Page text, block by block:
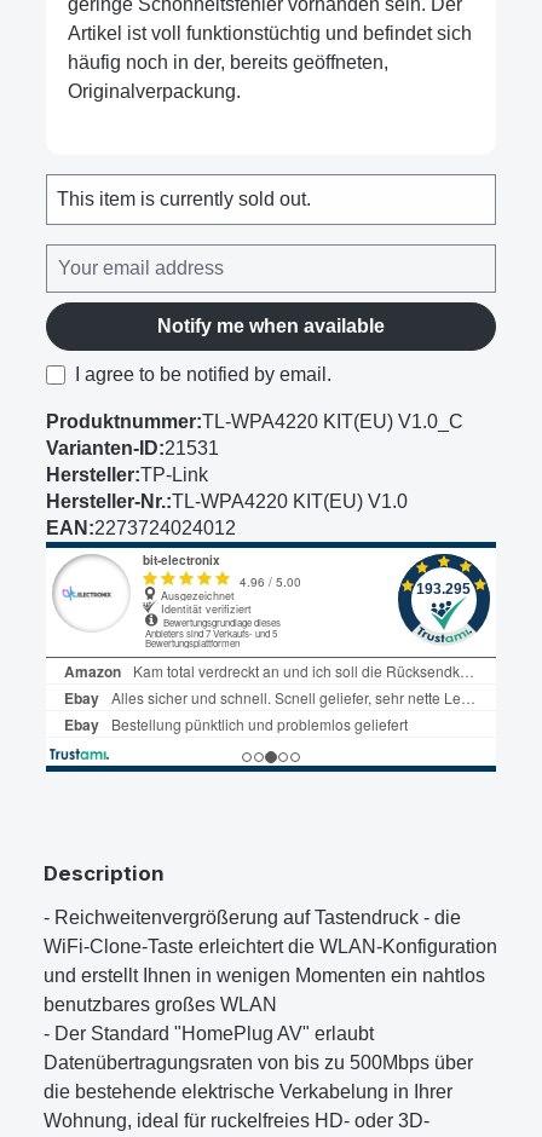
Artikel ist voll funktionstüchtig und befindet sich
häufig noch in der, bereits geöffneten,
Originalverpackung.
This item is currently sold out.
Notify me when available
I agree to be notified by email.
Produktnummer:TL-WPA4220 KIT(EU) V1.0_C
Varianten-ID:21531
Hersteller:TP-Link
Hersteller-Nr.:TL-WPA4220 KIT(EU) V1.0
EAN:2273724024012
Description
- Reichweitenvergrößerung auf Tastendruck - die
WiFi-Clone-Taste erleichtert die WLAN-Konfiguration
und erstellt Ihnen in wenigen Momenten ein nahtlos
benutzbares großes WLAN
- Der Standard "HomePlug AV" erlaubt
Datenübertragungsraten von bis zu 500Mbps über
die bestehende elektrische Verkabelung in Ihrer
Wohnung, ideal für ruckelfreies HD- oder 3D-